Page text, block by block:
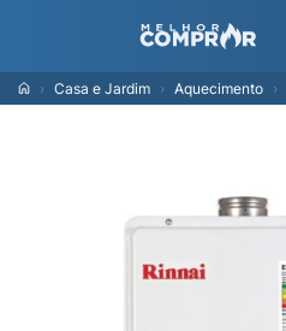
Casa e Jardim Aquecimento